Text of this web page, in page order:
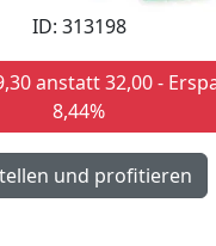
ID: 313198
anstatt 32,00 -
8,44%